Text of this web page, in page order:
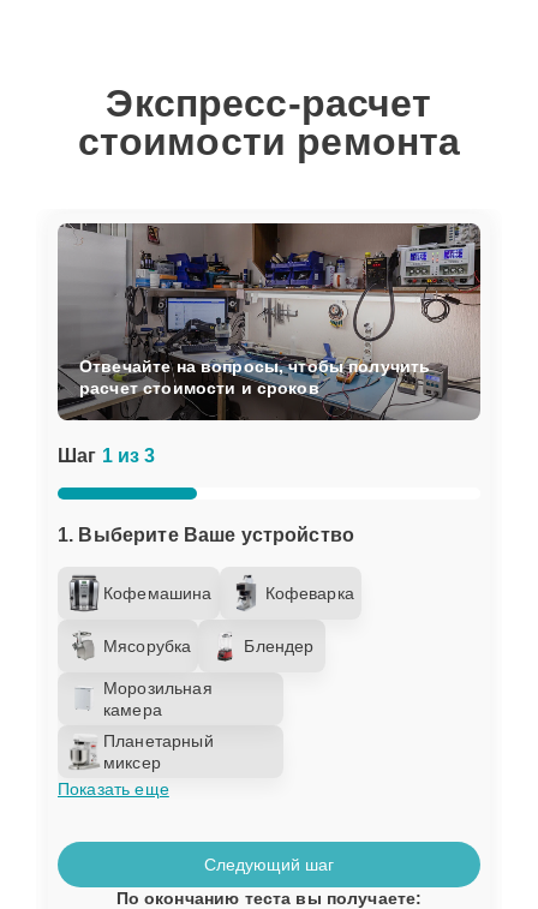
Экспресс-расчет
стоимости ремонта
Шаг 1 из 3
1. Выберите Ваше устройство
Кофемашина Кофеварка
Мясорубка Блендер
Морозильная
камера
Планетарный
миксер
Показать еще
Отвечайте на вопросы, чтобы получить
расчет стоимости и сроков
Следующий шаг
По окончанию теста вы получаете: